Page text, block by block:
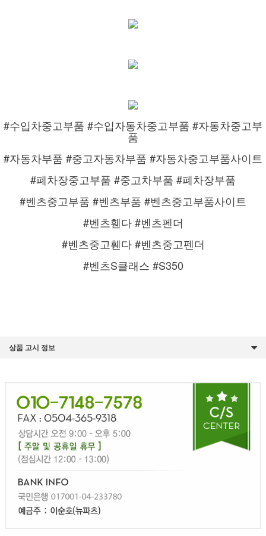
#수입차중고부품 #수입자동차중고부품 #자동차중고부
품
#자동차부품 #중고자동차부품 #자동차중고부품사이트
#폐차장중고부품 #중고차부품 #폐차장부품
#벤츠중고부품 #벤츠부품 #벤츠중고부품사이트
#벤츠휀다 #벤츠펜더
#벤츠중고휀다 #벤츠중고펜더
#벤츠S클래스 #S350
상품 고시 정보